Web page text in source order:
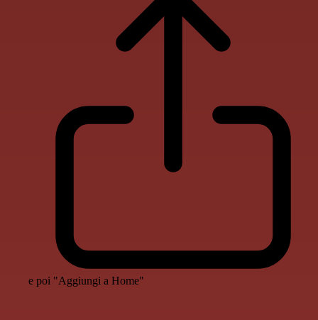
e poi "Aggiungi a Home"